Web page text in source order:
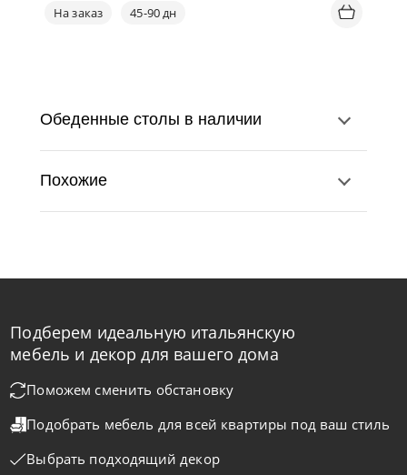
На заказ 45-90 дн
по запросу
-40% до 08.31
Natisa
На заказ 45-90 дн
Обеденные столы в наличии
Похожие
Подберем идеальную итальянскую
мебель и декор для вашего дома
Поможем сменить обстановку
Подобрать мебель для всей квартиры под ваш стиль
Выбрать подходящий декор